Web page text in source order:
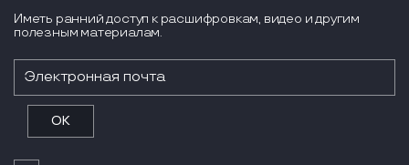
Иметь ранний доступ к расшифровкам, видео и другим
полезным материалам.